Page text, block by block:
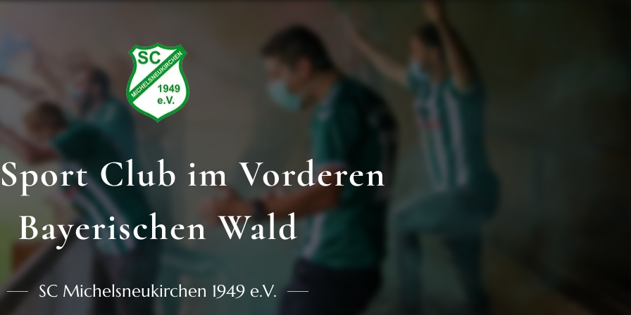
Club im Vorderen
Bayerischen Wald
SC Michelsneukirchen 1949 e.V.